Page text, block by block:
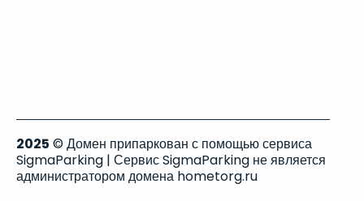
2025 © Домен припаркован с помощью сервиса
SigmaParking | Сервис SigmaParking не является
администратором домена hometorg.ru